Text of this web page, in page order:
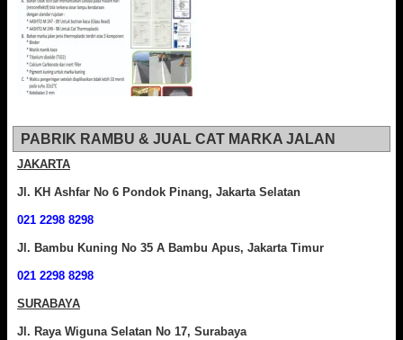
PABRIK RAMBU & JUAL CAT MARKA JALAN
JAKARTA
Jl. KH Ashfar No 6 Pondok Pinang, Jakarta Selatan
021 2298 8298
Jl. Bambu Kuning No 35 A Bambu Apus, Jakarta Timur
021 2298 8298
SURABAYA
Jl. Raya Wiguna Selatan No 17, Surabaya